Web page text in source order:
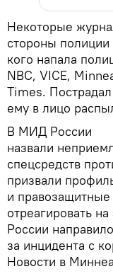
Некоторые
стороны
кого напала
NBC, VICE,
Times.
ему в лицо
В МИД России
назвали
спецсредств
призвали
и
отреагировать
России
за инцидента с
Новости в